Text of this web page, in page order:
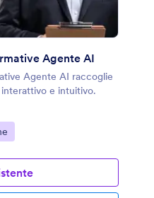
Agente AI
Agente AI raccoglie
e intuitivo.